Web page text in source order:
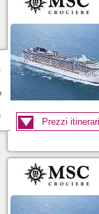
Prezzi